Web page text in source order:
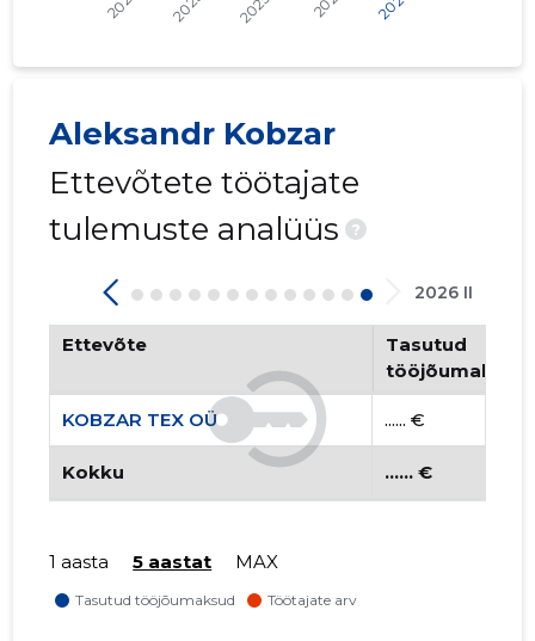
Aleksandr Kobzar
Ettevõtete töötajate
tulemuste analüüs
?
2026 II
Ettevõte
Tasutud
tööjõumaksud
KOBZAR TEX OÜ ...... €
Kokku ...... €
1 aasta 5 aastat MAX